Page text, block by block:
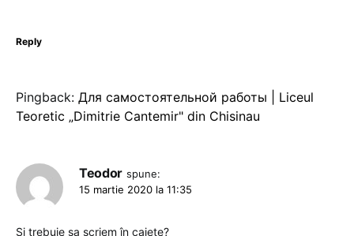
Reply
Pingback: Для самостоятельной работы | Liceul
Teoretic „Dimitrie Cantemir" din Chisinau
Teodor spune:
15 martie 2020 la 11:35
Și trebuie sa scriem în caiete?